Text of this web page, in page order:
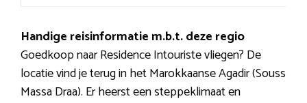
Handige reisinformatie m.b.t. deze regio
Goedkoop naar Residence Intouriste vliegen? De
locatie vind je terug in het Marokkaanse Agadir (Souss
Massa Draa). Er heerst een steppeklimaat en